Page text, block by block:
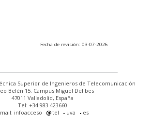
Fecha de revisión: 03-07-2026
Superior de Ingenieros de Telecomunicación
Belén 15. Campus Miguel Delibes
47011 Valladolid, España
Tel: +34 983 423660
infoacceso
tel uva es